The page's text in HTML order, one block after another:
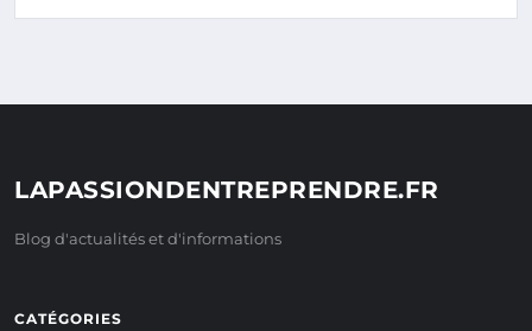
LAPASSIONDENTREPRENDRE.FR
Blog d'actualités et d'informations
CATÉGORIES